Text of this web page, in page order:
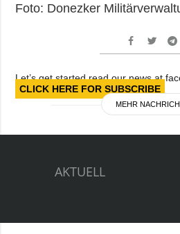
Foto: Donezker
Let’s get started read our news at
CLICK HERE FOR SUBSCRIBE
MEHR
AKTUELL